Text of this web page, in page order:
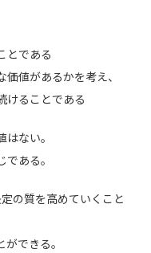
とである
値があるかを考え、
けることである
ない。
ある。
の質を高めていくこと
できる。